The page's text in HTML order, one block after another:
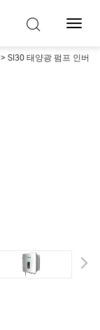
탐
토
> SI30 태양광 펌프 인버